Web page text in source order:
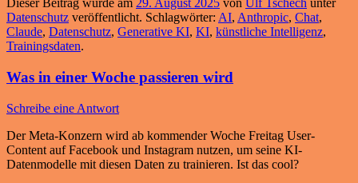
Dieser Beitrag wurde am 29. August 2025 von Ulf Tschech unter
Datenschutz veröffentlicht. Schlagwörter: AI, Anthropic, Chat,
Claude, Datenschutz, Generative KI, KI, künstliche Intelligenz,
Trainingsdaten.
Was in einer Woche passieren wird
Schreibe eine Antwort
Der Meta-Konzern wird ab kommender Woche Freitag User-
Content auf Facebook und Instagram nutzen, um seine KI-
Datenmodelle mit diesen Daten zu trainieren. Ist das cool?